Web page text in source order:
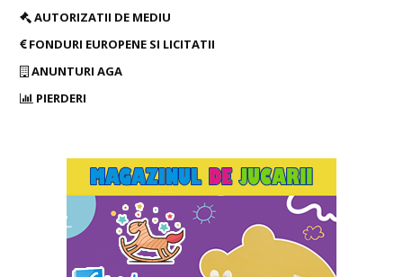
AUTORIZATII DE MEDIU
FONDURI EUROPENE SI LICITATII
ANUNTURI AGA
PIERDERI